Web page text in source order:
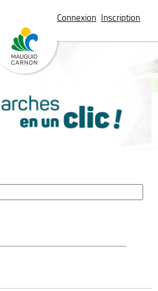
Connexion Inscription